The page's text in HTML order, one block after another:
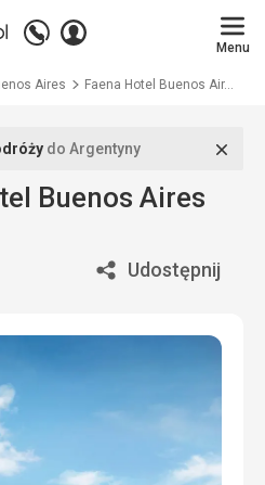
Zadzwoń
+48
771
Zaloguj
Menu
Aires Faena Hotel Buenos Air...
do Argentyny
Buenos Aires
Udostępnij